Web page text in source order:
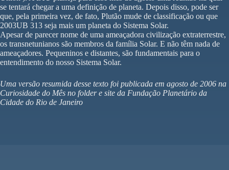
se tentará chegar a uma definição de planeta. Depois disso, pode ser
que, pela primeira vez, de fato, Plutão mude de classificação ou que
2003UB 313 seja mais um planeta do Sistema Solar.
Apesar de parecer nome de uma ameaçadora civilização extraterrestre,
os transnetunianos são membros da família Solar. E não têm nada de
ameaçadores. Pequeninos e distantes, são fundamentais para o
entendimento do nosso Sistema Solar.
Uma versão resumida desse texto foi publicada em agosto de 2006 na
Curiosidade do Mês no folder e site da Fundação Planetário da
Cidade do Rio de Janeiro